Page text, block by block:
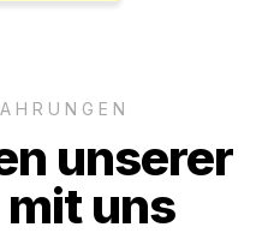
unserer
uns